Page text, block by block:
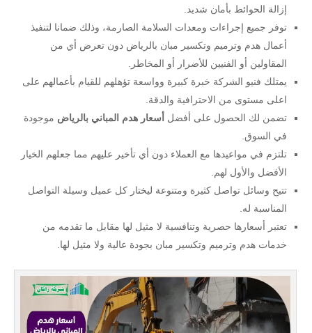
إزالة الحوائط بأمان شديد.
توفر جميع إجراءات ومعدات السلامة الصارمة، وذلك ضمانا لتنفيذ
أعمال هدم وترميم وتكسير مبان بالرياض دون تعرض أي من
المقاولين أو الفنيين للأضرار أو المخاطر.
يمتلك فنيو الشركة خبرة كبيرة وواسعة تؤهلهم للقيام بأعمالهم على
اعلى مستوى من الاحترافية والدقة.
تضمن لك الحصول على أفضل
أسعار هدم المباني بالرياض موجودة
في السوق.
تلتزم في مواعيدها مع العملاء دون أي تأخير عليهم مما جعلهم الخيار
الأفضل والأول لهم.
تتيح وسائل تواصل كثيرة ومتنوعة ليختار كل عميل وسيلة التواصل
المناسبة له.
تعتبر أسعارها حصرية وتنافسية لا مثيل لها مقابل ما تقدمه من
خدمات هدم وترميم وتكسير مبان بجودة عالية ولا مثيل لها.